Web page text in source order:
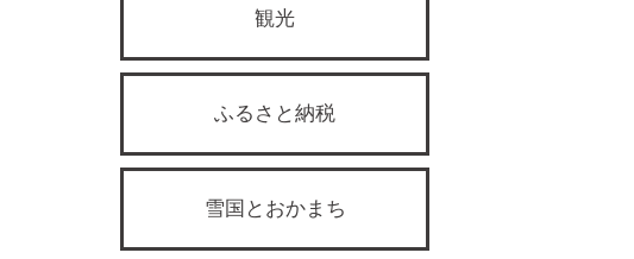
観光
ふるさと納税
雪国とおかまち